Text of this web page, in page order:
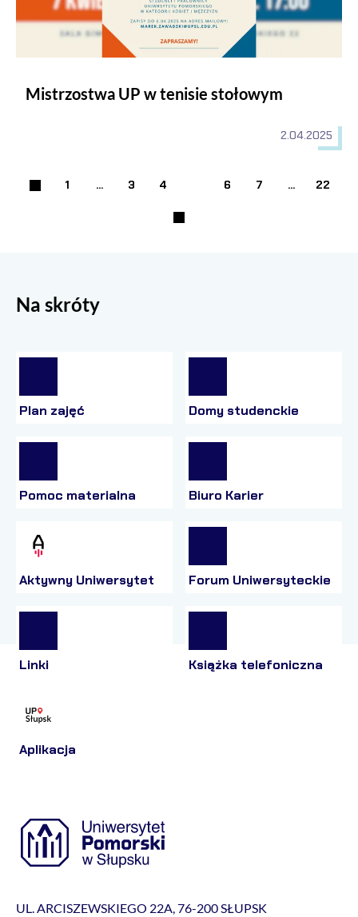
Mistrzostwa UP w tenisie stołowym
2.04.2025
Poprzednia strona
1 ... Strona
3 Strona
4 Strona
6 Strona
7 ... 22
Następna strona
Na skróty
Plan zajęć Domy studenckie
Pomoc materialna Biuro Karier
Aktywny Uniwersytet Forum Uniwersyteckie
Linki Książka telefoniczna
Aplikacja
UL. ARCISZEWSKIEGO 22A, 76-200 SŁUPSK